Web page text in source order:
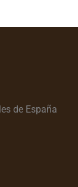
de España